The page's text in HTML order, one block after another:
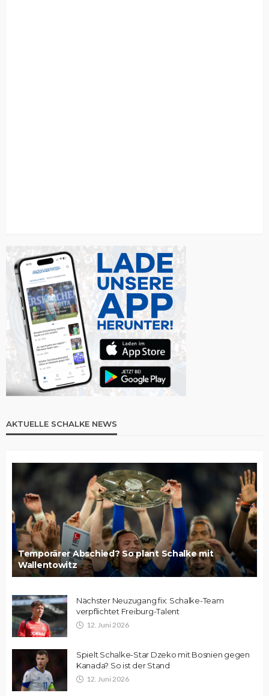
AKTUELLE SCHALKE NEWS
Temporärer Abschied? So plant Schalke mit
Wallentowitz
Nächster Neuzugang fix: Schalke-Team
verpflichtet Freiburg-Talent
12. Juni 2026
Spielt Schalke-Star Dzeko mit Bosnien gegen
Kanada? So ist der Stand
12. Juni 2026